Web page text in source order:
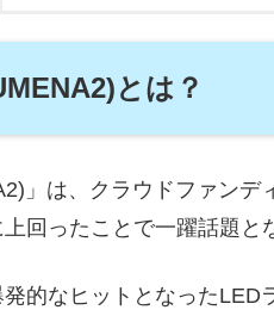
とは？
」は、クラウドファン
回ったことで一躍話題と
的なヒットとなったLED